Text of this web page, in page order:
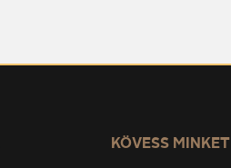
KÖVESS MINKET